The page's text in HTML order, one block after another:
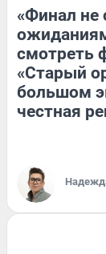
«Финал не
смотреть
«Старый
большом
честная